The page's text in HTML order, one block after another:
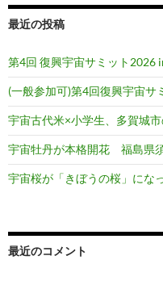
最近の投稿
第4回 復興宇宙サミット2026
(一般参加可)第4回復興宇宙サ
宇宙古代米×小学生、多賀城
宇宙牡丹が本格開花 福島県
宇宙桜が「きぼうの桜」にな
最近のコメント